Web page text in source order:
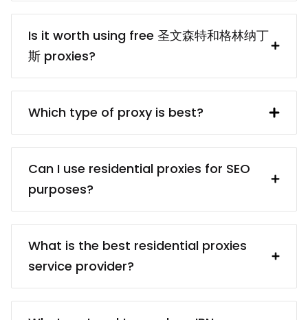
A 圣文森特和格林纳丁斯 IP address
provided by a proxy server. In turn, the
proxy server obtains said IP address
from a UK resident. Using a 圣文森特和格
林纳丁斯 proxy makes interacting with
collecting data from them) much easier.
Is it worth using free 圣文森特和格林纳丁
斯 proxies?
free 圣文森特和格林纳丁斯 proxy servers
usually are dangerous because of the
privacy and security risks. Even if finding
take some time, it’s worth it because
paid proxies usually come from reliable
sources. You’ll be sure that your proxies
are ethically obtained, and you won’t
Which type of proxy is best?
There are different proxy types for
different targets: for example,
residential proxies (real devices) vs.
data center proxies (cheaper); static
proxies (better for services that require
data collection). The best type of agent
is the one that helps you with the least
amount of effort.
Can I use residential proxies for SEO
purposes?
Certainly! Our residential proxies are
ideal for SEO tasks, offering diverse IP
addresses that help you analyze search
engine results, track keywords, and
conduct competitive analysis. Enhance
What is the best residential proxies
service provider?
”The best” may be hard to define – for
starters, you may want to look into the